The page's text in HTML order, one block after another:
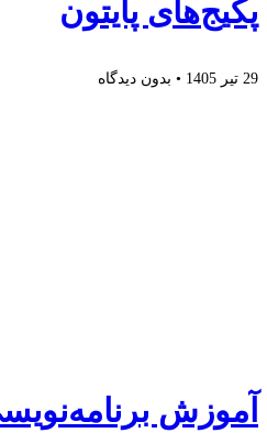
پکیج‌های پایتون
29 تیر 1405 بدون دیدگاه